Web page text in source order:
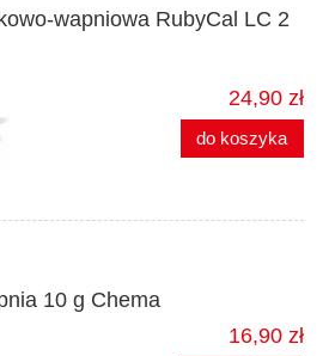
wapniowa RubyCal LC 2
24,90 zł
do koszyka
10 g Chema
16,90 zł